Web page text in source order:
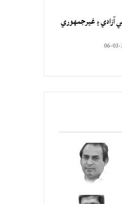
آزادي ۽ غيرجمھوري
06-